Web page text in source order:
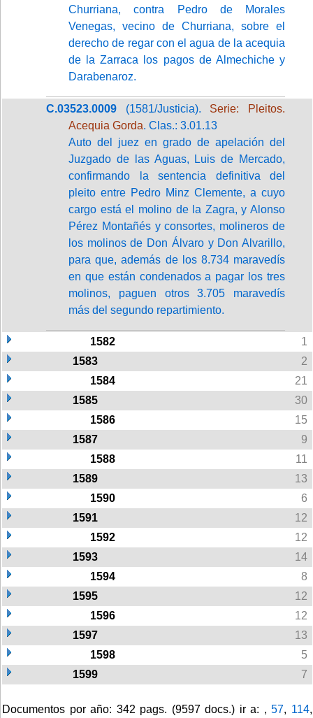
Churriana, contra Pedro de Morales
Venegas, vecino de Churriana, sobre el
derecho de regar con el agua de la acequia
de la Zarraca los pagos de Almechiche y
Darabenaroz.
C.03523.0009 (1581/Justicia). Serie: Pleitos.
Acequia Gorda. Clas.: 3.01.13
Auto del juez en grado de apelación del
Juzgado de las Aguas, Luis de Mercado,
confirmando la sentencia definitiva del
pleito entre Pedro Minz Clemente, a cuyo
cargo está el molino de la Zagra, y Alonso
Pérez Montañés y consortes, molineros de
los molinos de Don Álvaro y Don Alvarillo,
para que, además de los 8.734 maravedís
en que están condenados a pagar los tres
molinos, paguen otros 3.705 maravedís
más del segundo repartimiento.
1582
1
1583
2
1584
21
1585
30
1586
15
1587
9
1588
11
1589
13
1590
6
1591
12
1592
12
1593
14
1594
8
1595
12
1596
12
1597
13
1598
5
1599
7
Documentos por año: 342 pags. (9597 docs.) ir a: ,57, 114,